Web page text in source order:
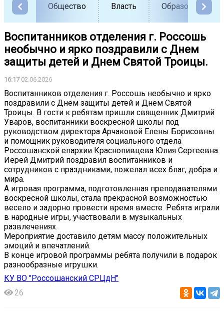
Общество Власть Образование
Воспитанников отделения г. Россошь
необычно и ярко поздравили с Днем
защиты детей и Днем Святой Троицы.
16:1702.06.2026
Воспитанников отделения г. Россошь необычно и ярко
поздравили с Днем защиты детей и Днем Святой
Троицы. В гости к ребятам пришли священник Дмитрий
Уваров, воспитанники воскресной школы под
руководством директора Арчаковой Елены Борисовны
и помощник руководителя социального отдела
Россошанской епархии Краснопивцева Юлия Сергеевна.
Иерей Дмитрий поздравил воспитанников и
сотрудников с праздниками, пожелал всех благ, добра и
мира.
А игровая программа, подготовленная преподавателями
воскресной школы, стала прекрасной возможностью
весело и задорно провести время вместе. Ребята играли
в народные игры, участвовали в музыкальных
развлечениях.
Мероприятие доставило детям массу положительных
эмоций и впечатлений.
В конце игровой программы ребята получили в подарок
разнообразные игрушки.
КУ ВО "Россошанский СРЦдН"
26